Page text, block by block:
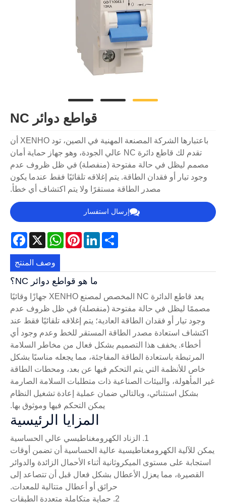
قواطع دوائر NC
باعتبارها الشركة المصنعة المهنية في الصين، تود XENHO أن
تقدم لك قاطع دائرة NC عالي الجودة، وهو جهاز حماية أمان
مصمم ليظل في حالة مفتوحة (منفصلة) في ظل ظروف عدم
وجود تيار أو فقدان الطاقة. يتم إغلاقه تلقائيًا فقط عندما يكون
مصدر الطاقة مستقرًا ولا يتم اكتشاف أي خطأ.
إرسال استفسار
X
WhatsAppPinterestLinkedInShare
وصف المنتج
ما هو قواطع دوائر NC؟
يعد قاطع الدائرة NC المخصص لمصنع XENHO جهازًا وقائيًا
مصممًا ليظل في حالة مفتوحة (منفصلة) في ظل ظروف عدم
وجود تيار أو فقدان الطاقة العادية؛ يتم إغلاقه تلقائيًا فقط عند
اكتشاف استعادة مصدر الطاقة المستقر للخط وعدم وجود أي
أخطاء. يخفف هذا التصميم بشكل فعال من مخاطر السلامة
المرتبطة باستعادة الطاقة المفاجئة، مما يجعله مناسبًا بشكل
خاص للأنظمة التي يتم التحكم فيها عن بعد، ومحطات الطاقة
غير المأهولة، والبيئات الصناعية ذات متطلبات السلامة الصارمة
بشكل استثنائي، وبالتالي ضمان عملية إعادة تشغيل النظام
يمكن التحكم فيها وموثوق بها.
المزايا الرئيسية
1. الزناد الكهرومغناطيسي عالي الحساسية
يمكن للآلية الكهرومغناطيسية عالية الحساسية أن تضمن أوقات
استجابة على مستوى الميكروثانية أثناء الأحمال الزائدة والدوائر
القصيرة، مما يعزل الأعطال بشكل فعال قبل أن تتصاعد إلى
حرائق أو أعطال متتالية للمعدات.
2. حماية متكاملة متعددة الطبقات